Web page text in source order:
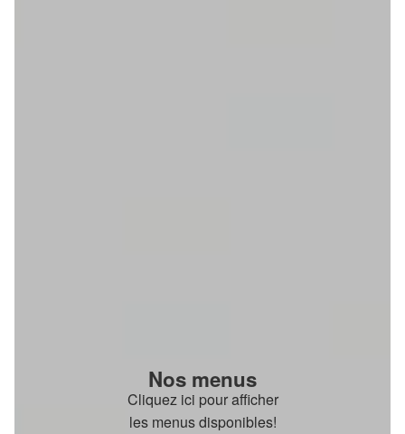
Nos menus
Cliquez ici pour afficher
les menus disponibles!